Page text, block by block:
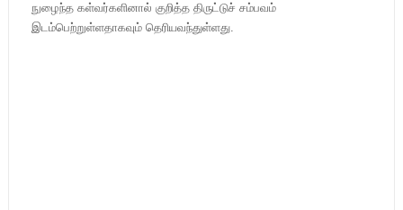
நுழைந்த கள்வர்களினால் குறித்த திருட்டுச் சம்பவம்
இடம்பெற்றுள்ளதாகவும் தெரியவந்துள்ளது.